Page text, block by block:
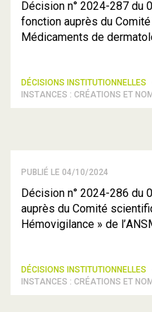
Décision n° 2024-287
fonction auprès du
Médicaments de
DÉCISIONS INSTITUTIONNELLES
INSTANCES : CRÉATIONS ET
PUBLIÉ LE 04/10/2024
Décision n° 2024-286 du
auprès du Comité
Hémovigilance » de
DÉCISIONS INSTITUTIONNELLES
INSTANCES : CRÉATIONS ET